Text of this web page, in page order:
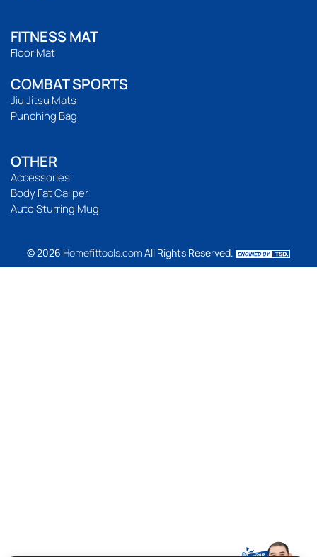
FITNESS MAT
Floor Mat
COMBAT SPORTS
Jiu Jitsu Mats
Punching Bag
OTHER
Accessories
Body Fat Caliper
Auto Sturring Mug
© 2026 Homefittools.com All Rights Reserved.